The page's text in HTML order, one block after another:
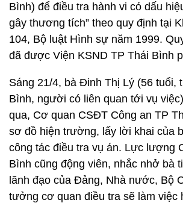
Bình) để điều tra hành vi có dấu
gây thương tích” theo quy định tại
104, Bộ luật Hình sự năm 1999.
đã được Viện KSND TP Thái Bình
Sáng 21/4, bà Đinh Thị Lý (56 tuổi,
Bình, người có liên quan tới vụ
qua, Cơ quan CSĐT Công an TP
sơ đồ hiện trường, lấy lời khai của
công tác điều tra vụ án. Lực lượng
Bình cũng động viên, nhắc nhở bà
lãnh đạo của Đảng, Nhà nước, Bộ
tưởng cơ quan điều tra sẽ làm việc